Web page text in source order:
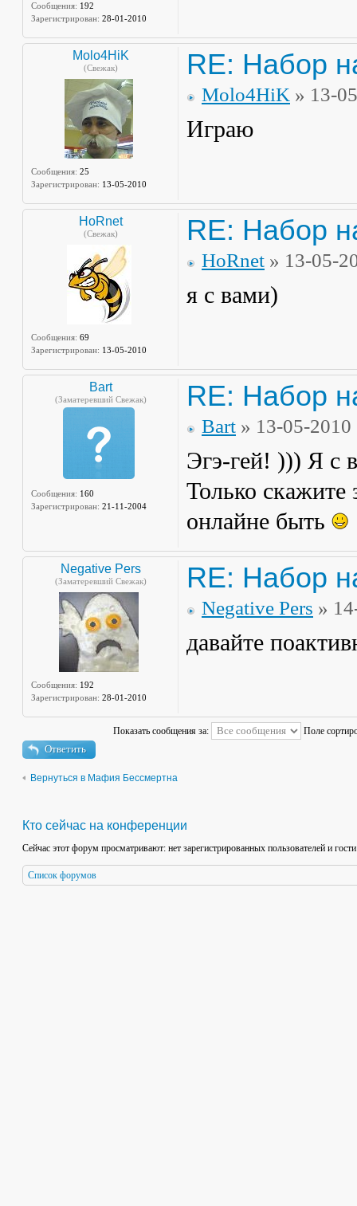
Сообщения: 192
Зарегистрирован: 28-01-2010
Molo4HiK
(Свежак)
Сообщения: 25
Зарегистрирован: 13-05-2010
RE: Набор
Molo4HiK » 13-
Играю
HoRnet
(Свежак)
Сообщения: 69
Зарегистрирован: 13-05-2010
RE: Набор
HoRnet » 13-05-
я с вами)
Bart
(Заматеревший Свежак)
Сообщения: 160
Зарегистрирован: 21-11-2004
RE: Набор
Bart » 13-05-2010
Эгэ-гей! ))) Я с
Только скажите
онлайне быть
Negative Pers
(Заматеревший Свежак)
Сообщения: 192
Зарегистрирован: 28-01-2010
RE: Набор
Negative Pers »
давайте
Показать сообщения за: Поле
Ответить
Вернуться в Мафия Бессмертна
Кто сейчас на конференции
Сейчас этот форум просматривают: нет зарегистрированных пользователей и
Список форумов